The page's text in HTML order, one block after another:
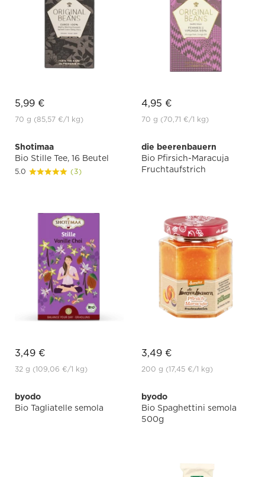
5,99 €
70 g (85,57 €/1 kg)
4,95 €
70 g (70,71 €/1 kg)
Shotimaa
Bio Stille Tee, 16 Beutel
5.0 (3)
3,49 €
32 g (109,06 €/1 kg)
die beerenbauern
Bio Pfirsich-Maracuja
Fruchtaufstrich
3,49 €
200 g (17,45 €/1 kg)
byodo
Bio Tagliatelle semola
byodo
Bio Spaghettini semola
500g